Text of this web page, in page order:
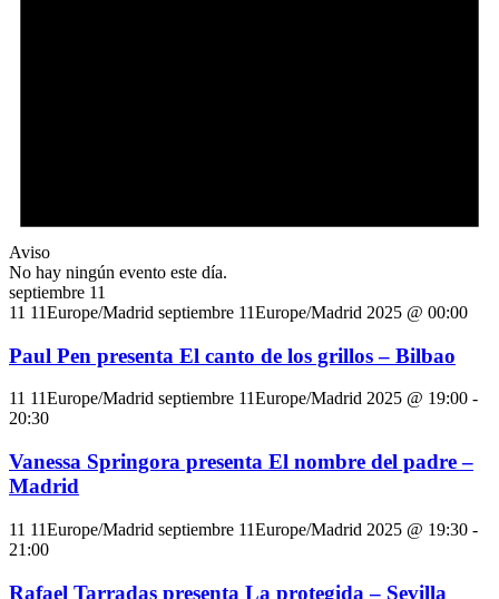
Aviso
No hay ningún evento este día.
septiembre 11
11 11Europe/Madrid septiembre 11Europe/Madrid 2025 @ 00:00
Paul Pen presenta El canto de los grillos – Bilbao
11 11Europe/Madrid septiembre 11Europe/Madrid 2025 @ 19:00 -
20:30
Vanessa Springora presenta El nombre del padre –
Madrid
11 11Europe/Madrid septiembre 11Europe/Madrid 2025 @ 19:30 -
21:00
Rafael Tarradas presenta La protegida – Sevilla